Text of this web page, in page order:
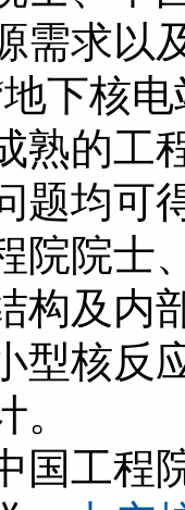
需求以
下核
熟的工
题均可
院院士
构及内
型核反
国工程